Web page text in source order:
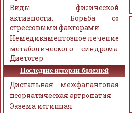
Виды физической
активности. Борьба со
стрессовыми факторами.
Немедикаментозное лечение
метаболического синдрома.
Диетотер
Последние истории болезней
Дистальная межфаланговая
псориатическая артропатия
Экзема истинная